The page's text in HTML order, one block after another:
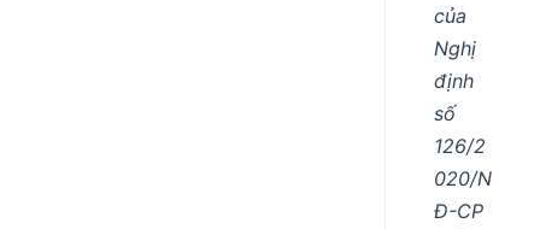
của
Nghị
định
số
126/2
020/N
Đ-CP